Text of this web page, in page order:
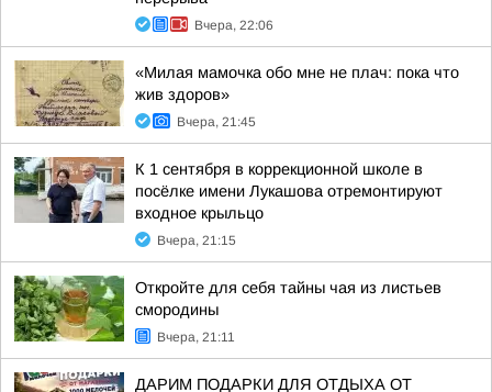
Вчера, 22:06
«Милая мамочка обо мне не плач: пока что
жив здоров»
Вчера, 21:45
К 1 сентября в коррекционной школе в
посёлке имени Лукашова отремонтируют
входное крыльцо
Вчера, 21:15
Откройте для себя тайны чая из листьев
смородины
Вчера, 21:11
ДАРИМ ПОДАРКИ ДЛЯ ОТДЫХА ОТ